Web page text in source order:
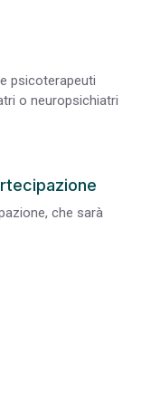
psicoterapeuti
o neuropsichiatri
che sarà